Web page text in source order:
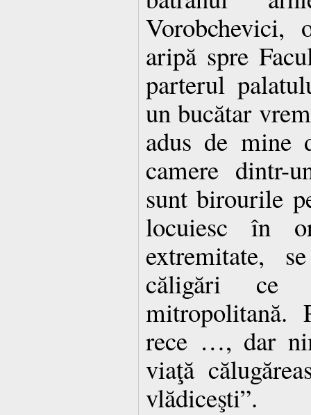
Vorobchevici,
aripă spre
parterul
un bucătar
adus de mine
camere dintr-
sunt birourile
locuiesc în
extremitate,
căligări ce
mitropolitană.
rece …, dar
viaţă
vlădiceşti”.